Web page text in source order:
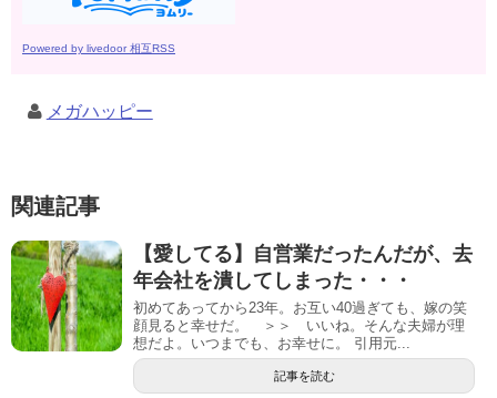
Powered by livedoor 相互RSS
メガハッピー
関連記事
【愛してる】自営業だったんだが、去
年会社を潰してしまった・・・
初めてあってから23年。お互い40過ぎても、嫁の笑
顔見ると幸せだ。 ＞＞ いいね。そんな夫婦が理
想だよ。いつまでも、お幸せに。 引用元...
記事を読む